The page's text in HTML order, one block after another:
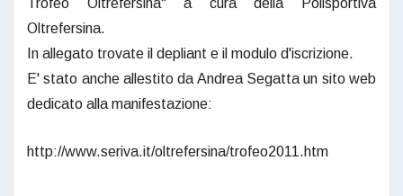
Oltrefersina.
In allegato trovate il depliant e il modulo d'iscrizione.
E' stato anche allestito da Andrea Segatta un sito web
dedicato alla manifestazione:
http://www.seriva.it/oltrefersina/trofeo2011.htm